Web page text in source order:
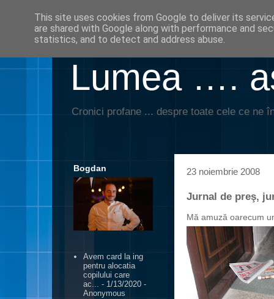
Lumea ….
Cronici profane ... despre toate cele ce ne
23 noiembrie 2008
Jurnal de preş,
Mă amuză oarecum
Bogdan
Avem card la ing
pentru alocatia
copilului care
ac... - 1/13/2020 -
Anonymous
This site uses cookies from Google to deliver its
are shared with Google along with performance and
statistics, and to detect and address abuse.